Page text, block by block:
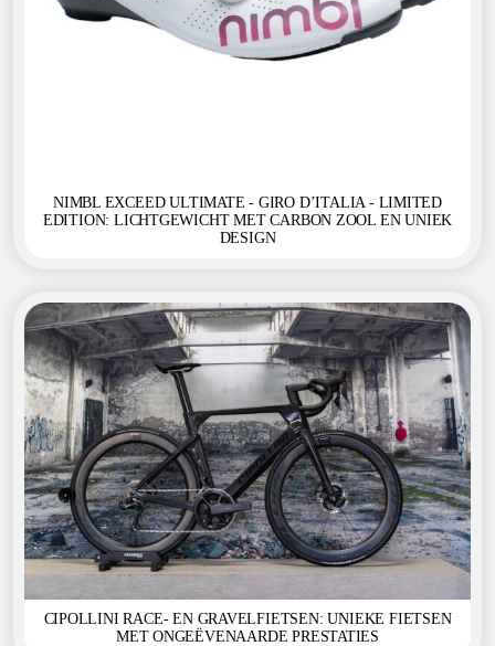
NIMBL EXCEED ULTIMATE - GIRO D’ITALIA - LIMITED
EDITION: LICHTGEWICHT MET CARBON ZOOL EN UNIEK
DESIGN
CIPOLLINI RACE- EN GRAVELFIETSEN: UNIEKE FIETSEN
MET ONGEËVENAARDE PRESTATIES